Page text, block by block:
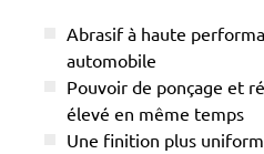
Abrasif à haute
automobile
Pouvoir de ponçage et
élevé en même temps
Une finition plus